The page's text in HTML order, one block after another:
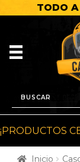
TODO
¡PRODUCTOS
Inicio